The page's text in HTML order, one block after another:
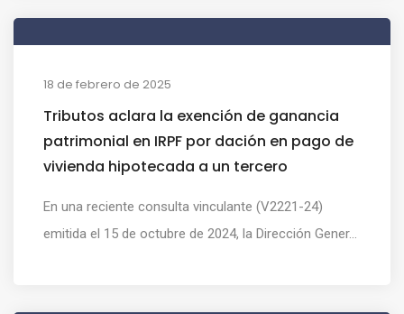
18 de febrero de 2025
Tributos aclara la exención de ganancia
patrimonial en IRPF por dación en pago de
vivienda hipotecada a un tercero
En una reciente consulta vinculante (V2221-24)
emitida el 15 de octubre de 2024, la Dirección Gener...